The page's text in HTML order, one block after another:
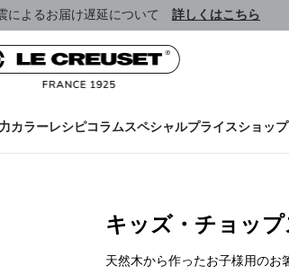
によるお届け遅延について 詳しくはこちら
カラーレシピコラムスペシャルプライスショッ
キッズ・チョッ
天然木から作ったお子様用のお